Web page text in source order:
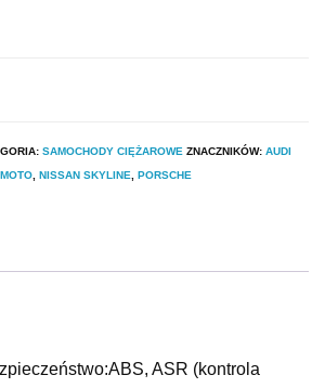
SAMOCHODY CIĘŻAROWE ZNACZNIKÓW: AUDI
NISSAN SKYLINE PORSCHE
ASR (kontrola